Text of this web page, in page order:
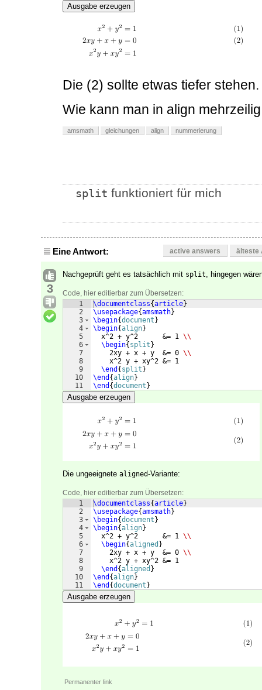
Ausgabe erzeugen
Die (2) sollte etwas tiefer stehen.
Wie kann man in align
amsmath gleichungen align nummerierung
split funktioniert für mich
Eine Antwort: active answers älteste
3
Nachgeprüft geht es tatsächlich mit split, hingegen
Code, hier editierbar zum Übersetzen:
1
2
3
4
5
6
7
8
9
10
11
\documentclass{article}
\usepackage{amsmath}
\begin{document }
\begin{align}
  x^2 + y^2      &= 1
\\
\begin{ split }
    2xy + x + y  &= 0
\\
    x^2 y + xy^2 &= 1
\end { split }
\end {align}
\end {document }
Ausgabe erzeugen
Die ungeeignete aligned-Variante:
Code, hier editierbar zum Übersetzen:
1
2
3
4
5
6
7
8
9
10
11
\documentclass{article}
\usepackage{amsmath}
\begin{document }
\begin{align}
  x^2 + y^2      &= 1
\\
\begin{aligned }
    2xy + x + y  &= 0
\\
    x^2 y + xy^2 &= 1
\end {aligned }
\end {align}
\end {document }
Ausgabe erzeugen
Permanenter link